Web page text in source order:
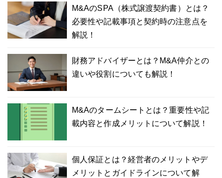
M&AのSPA（株式譲渡契約書）とは？
必要性や記載事項と契約時の注意点を
解説！
財務アドバイザーとは？M&A仲介との
違いや役割についても解説！
M&Aのタームシートとは？重要性や記
載内容と作成メリットについて解説！
個人保証とは？経営者のメリットやデ
メリットとガイドラインについて解